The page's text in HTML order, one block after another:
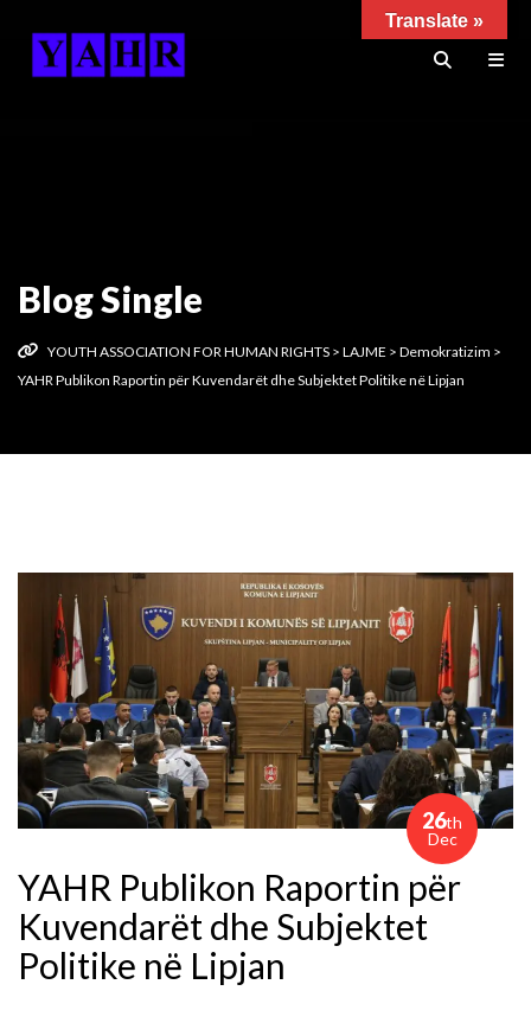
Blog Single
YOUTH ASSOCIATION FOR HUMAN RIGHTS > LAJME > Demokratizim >
YAHR Publikon Raportin për Kuvendarët dhe Subjektet Politike në Lipjan
26th
Dec
YAHR Publikon Raportin për
Kuvendarët dhe Subjektet
Politike në Lipjan
Translate »